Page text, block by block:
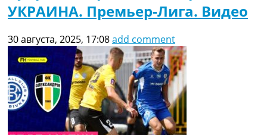
УКРАИНА. Премьер-Лига. Видео
30 августа, 2025, 17:08add comment